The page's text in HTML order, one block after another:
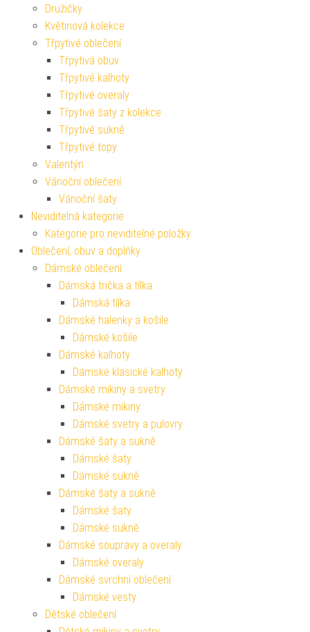
Družičky
Květinová kolekce
Třpytivé oblečení
Třpytivá obuv
Třpytivé kalhoty
Třpytivé overaly
Třpytivé šaty z kolekce
Třpytivé sukně
Třpytivé topy
Valentýn
Vánoční oblečení
Vánoční šaty
Neviditelná kategorie
Kategorie pro neviditelné položky
Oblečení, obuv a doplňky
Dámské oblečení
Dámská trička a tílka
Dámská tílka
Dámské halenky a košile
Dámské košile
Dámské kalhoty
Dámské klasické kalhoty
Dámské mikiny a svetry
Dámské mikiny
Dámské svetry a pulovry
Dámské šaty a sukně
Dámské šaty
Dámské sukně
Dámské šaty a sukně
Dámské šaty
Dámské sukně
Dámské soupravy a overaly
Dámské overaly
Dámské svrchní oblečení
Dámské vesty
Dětské oblečení